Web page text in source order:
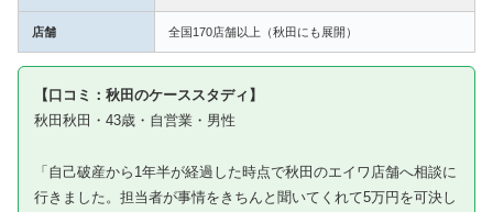
店舗 全国170店舗以上（秋田にも展開）
【口コミ：秋田のケーススタディ】
秋田秋田・43歳・自営業・男性
「自己破産から1年半が経過した時点で秋田のエイワ店舗へ相談に
行きました。担当者が事情をきちんと聞いてくれて5万円を可決し